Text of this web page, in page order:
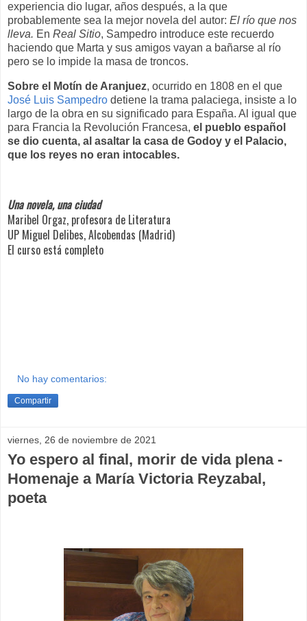
experiencia dio lugar, años después, a la que
probablemente sea la mejor novela del autor: El río que nos
lleva. En Real Sitio, Sampedro introduce este recuerdo
haciendo que Marta y sus amigos vayan a bañarse al río
pero se lo impide la masa de troncos.
Sobre el Motín de Aranjuez, ocurrido en 1808 en el que
José Luis Sampedro detiene la trama palaciega, insiste a lo
largo de la obra en su significado para España. Al igual que
para Francia la Revolución Francesa, el pueblo español
se dio cuenta, al asaltar la casa de Godoy y el Palacio,
que los reyes no eran intocables.
Una novela, una ciudad
Maribel Orgaz, profesora de Literatura
UP Miguel Delibes, Alcobendas (Madrid)
El curso está completo
No hay comentarios:
Compartir
viernes, 26 de noviembre de 2021
Yo espero al final, morir de vida plena -
Homenaje a María Victoria Reyzabal,
poeta